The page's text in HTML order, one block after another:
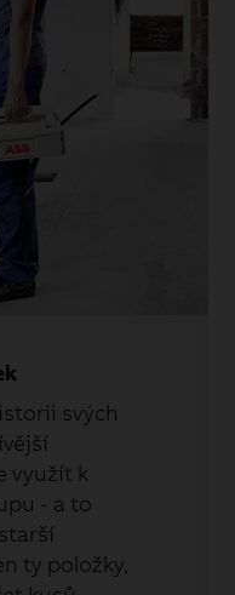
svých
využít k
- a to
ty položky,